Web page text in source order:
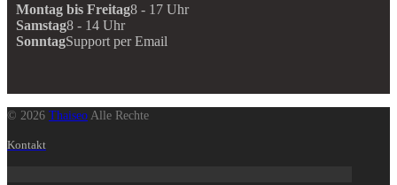
Montag bis Freitag8 - 17 Uhr
Samstag8 - 14 Uhr
SonntagSupport per Email
© 2026 Thaiseo Alle Rechte
Kontakt